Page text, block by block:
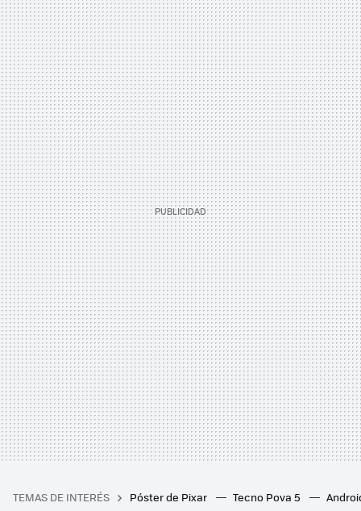
TEMAS DE INTERÉS Póster de Pixar Tecno Pova 5